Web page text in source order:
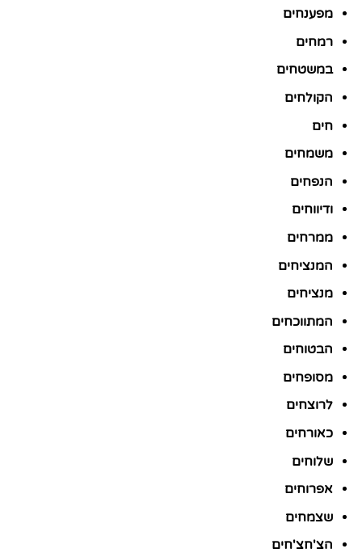
מפענחים
רמחים
במשטחים
הקולחים
חים
משמחים
הנפחים
ודיווחים
ממרחים
המנציחים
מנציחים
המתווכחים
הבטוחים
מסופחים
לרוצחים
כאורחים
שלוחים
אפרוחים
שצמחים
הצ'חצ'חים